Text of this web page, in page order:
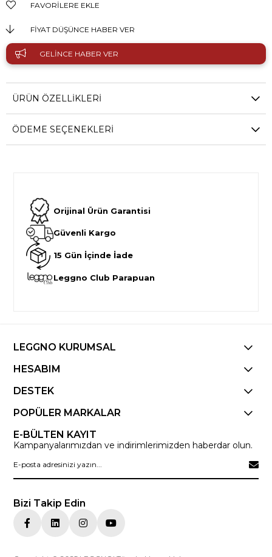
FAVORILERE EKLE
FIYAT DÜŞÜNCE HABER VER
GELINCE HABER VER
ÜRÜN ÖZELLIKLERI
ÖDEME SEÇENEKLERI
Orijinal Ürün Garantisi
Güvenli Kargo
15 Gün İçinde İade
Leggno Club Parapuan
LEGGNO KURUMSAL
HESABIM
DESTEK
POPÜLER MARKALAR
E-BÜLTEN KAYIT
Kampanyalarımızdan ve indirimlerimizden haberdar olun.
Bizi Takip Edin